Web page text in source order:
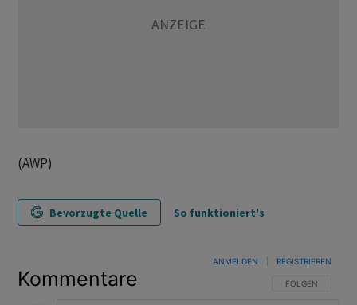
(AWP)
Bevorzugte Quelle So funktioniert's
Kommentare FOLGE DIESER
FOLGEN
ANMELDEN REGISTRIEREN